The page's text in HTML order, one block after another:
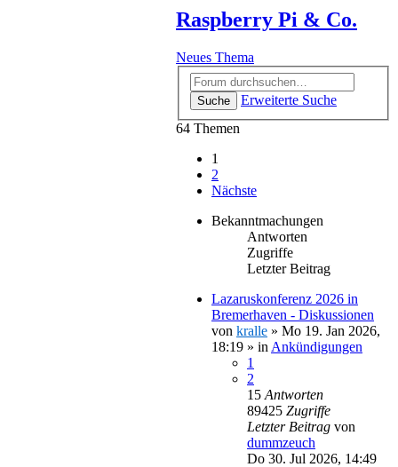
Raspberry Pi & Co.
Neues Thema
Suche
Erweiterte Suche
64 Themen
1
2
Nächste
Bekanntmachungen
Antworten
Zugriffe
Letzter Beitrag
Lazaruskonferenz 2026 in
Bremerhaven - Diskussionen
von kralle » Mo 19. Jan 2026,
18:19 » in Ankündigungen
1
2
15 Antworten
89425 Zugriffe
Letzter Beitrag von
dummzeuch
Do 30. Jul 2026, 14:49